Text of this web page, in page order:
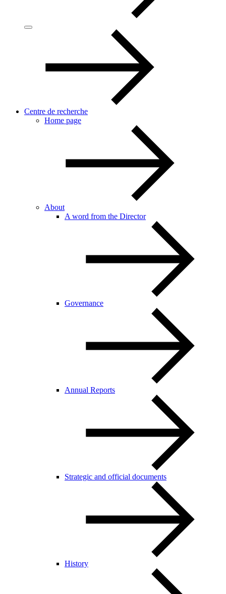
Centre de recherche
Home page
About
A word from the Director
Governance
Annual Reports
Strategic and official documents
History